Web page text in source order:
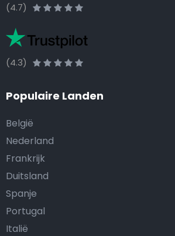
(4.7)
(4.3)
Populaire Landen
België
Nederland
Frankrijk
Duitsland
Spanje
Portugal
Italië